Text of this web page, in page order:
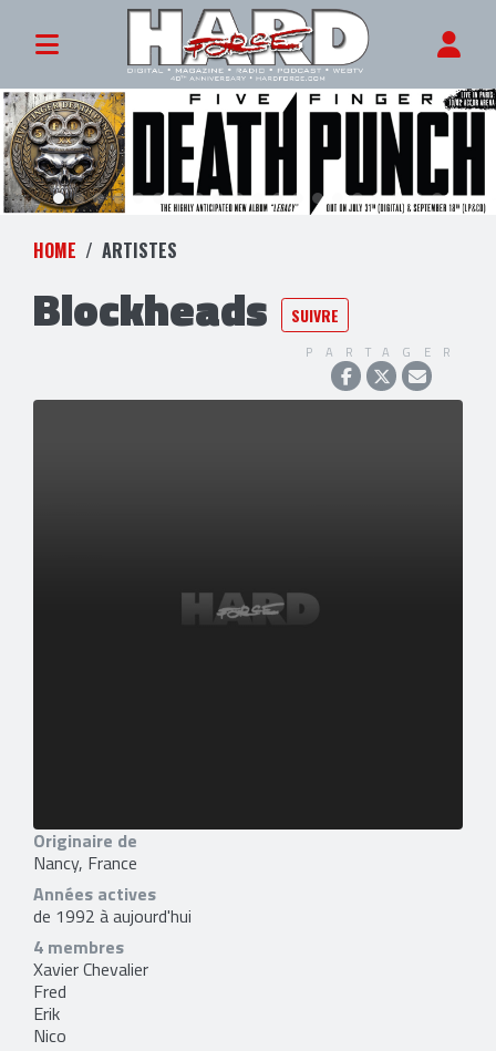
HOME ARTISTES
Blockheads SUIVRE
PARTAGER
Originaire de
Nancy, France
Années actives
de 1992 à aujourd'hui
4 membres
Xavier Chevalier
Fred
Erik
Nico